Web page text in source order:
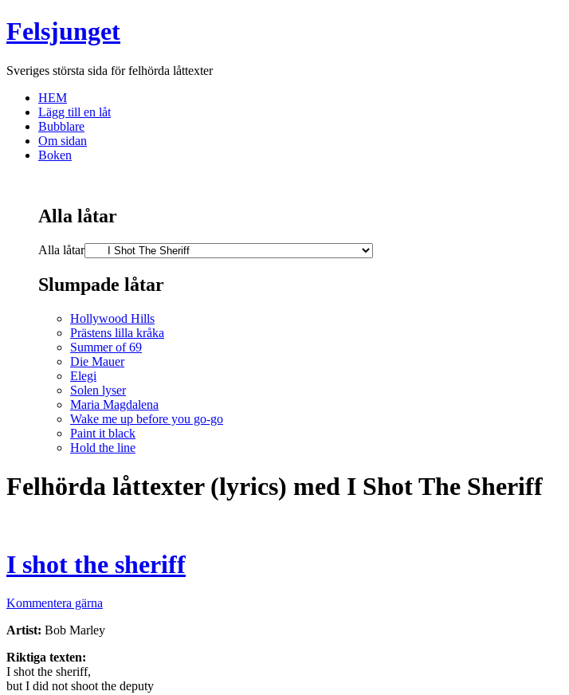
Felsjunget
Sveriges största sida för felhörda låttexter
HEM
Lägg till en låt
Bubblare
Om sidan
Boken
Alla låtar
Alla låtar
Slumpade låtar
Hollywood Hills
Prästens lilla kråka
Summer of 69
Die Mauer
Elegi
Solen lyser
Maria Magdalena
Wake me up before you go-go
Paint it black
Hold the line
Felhörda låttexter (lyrics) med I Shot The Sheriff
I shot the sheriff
Kommentera gärna
Artist: Bob Marley
Riktiga texten:
I shot the sheriff,
but I did not shoot the deputy